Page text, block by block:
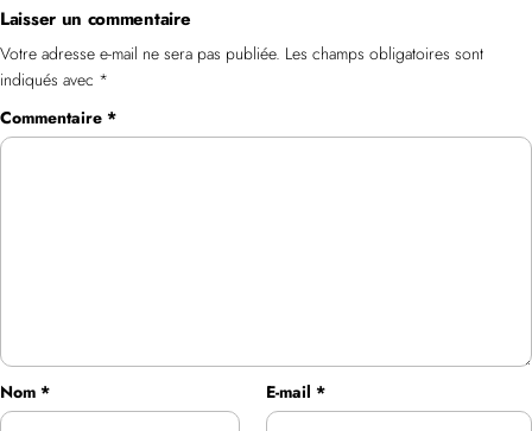
Laisser un commentaire
Votre adresse e-mail ne sera pas publiée. Les champs obligatoires sont
indiqués avec *
Commentaire *
Nom * E-mail *